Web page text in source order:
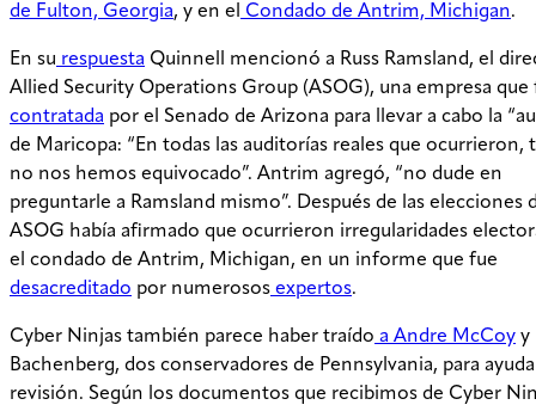
de Fulton, Georgia, y en el Condado de Antrim, Michigan.
En su respuesta Quinnell mencionó a Russ Ramsland, el
Allied Security Operations Group (ASOG), una empresa que
contratada por el Senado de Arizona para llevar a cabo la
de Maricopa: “En todas las auditorías reales que ocurrieron,
no nos hemos equivocado”. Antrim agregó, “no dude en
preguntarle a Ramsland mismo”. Después de las elecciones
ASOG había afirmado que ocurrieron irregularidades
el condado de Antrim, Michigan, en un informe que fue
desacreditado por numerosos expertos.
Cyber Ninjas también parece haber traído a Andre McCoy y
Bachenberg, dos conservadores de Pennsylvania, para
revisión. Según los documentos que recibimos de Cyber